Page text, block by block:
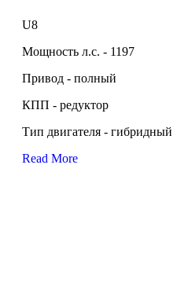
U8
Мощность л.с. - 1197
Привод - полный
КПП - редуктор
Тип двигателя - гибридный
Read More